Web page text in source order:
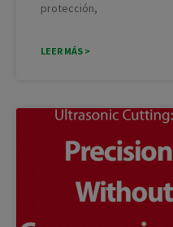
protección,
LEER MÁS >